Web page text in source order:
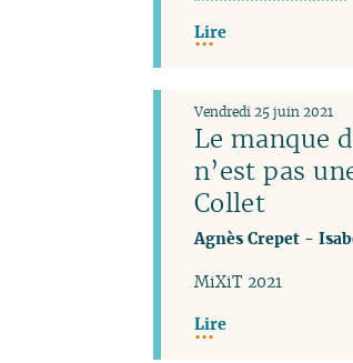
Lire
Le manque
n’est pas
Collet
Vendredi 25 juin 2021
Agnès Crepet-
MiXiT 2021
Lire